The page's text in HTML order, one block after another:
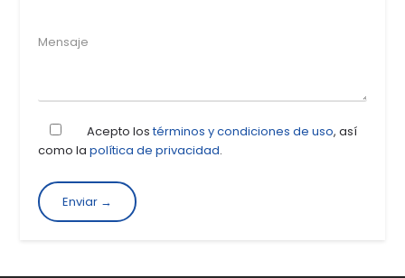
Acepto lostérminos y condiciones de uso, así
como lapolítica de privacidad.